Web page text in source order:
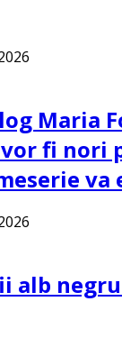
Maria
fi nori
va
alb